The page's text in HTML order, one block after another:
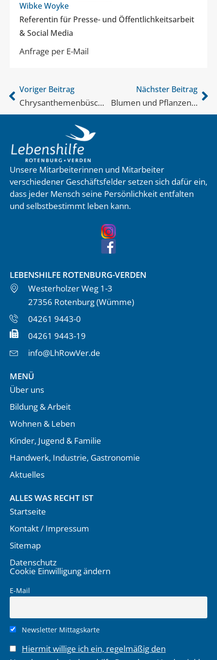
Wibke Woyke
Referentin für Presse- und Öffentlichkeitsarbeit
& Social Media
Anfrage per E-Mail
Voriger Beitrag
Chrysanthemenbüsche und mehr
Nächster Beitrag
Blumen und Pflanzen…
Unsere Mitarbeiterinnen und Mitarbeiter
verschiedener Geschäftsfelder setzen sich dafür ein,
dass jeder Mensch seine Persönlichkeit entfalten
und selbstbestimmt leben kann.
LEBENSHILFE ROTENBURG-VERDEN
Westerholzer Weg 1-3
27356 Rotenburg (Wümme)
04261 9443-0
04261 9443-19
info@LhRowVer.de
MENÜ
Über uns
Bildung & Arbeit
Wohnen & Leben
Kinder, Jugend & Familie
Handwerk, Industrie, Gastronomie
Aktuelles
ALLES WAS RECHT IST
Startseite
Kontakt / Impressum
Sitemap
Datenschutz
Cookie Einwilligung ändern
E-Mail
Newsletter Mittagskarte
Hiermit willige ich ein, regelmäßig den